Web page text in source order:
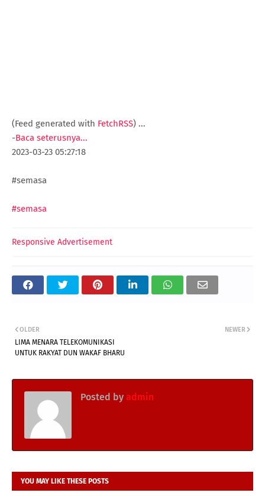
(Feed generated with FetchRSS) ...
-Baca seterusnya...
2023-03-23 05:27:18
#semasa
#semasa
Responsive Advertisement
NEWER
OLDER
LIMA MENARA TELEKOMUNIKASI
UNTUK RAKYAT DUN WAKAF BHARU
Posted by admin
YOU MAY LIKE THESE POSTS